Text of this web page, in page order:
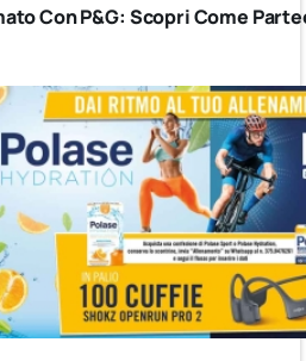
Con P&G: Scopri Come